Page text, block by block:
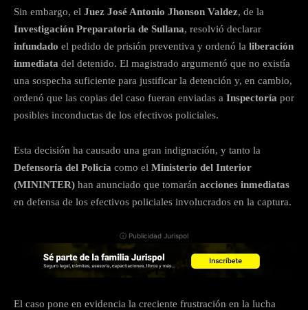
Sin embargo, el Juez José Antonio Jhonson Valdez, de la
Investigación Preparatoria de Sullana, resolvió declarar
infundado el pedido de prisión preventiva y ordenó la liberación
inmediata del detenido. El magistrado argumentó que no existía
una sospecha suficiente para justificar la detención y, en cambio,
ordenó que las copias del caso fueran enviadas a Inspectoría por
posibles inconductas de los efectivos policiales.
Esta decisión ha causado una gran indignación, y tanto la
Defensoría del Policía como el Ministerio del Interior
(MININTER) han anunciado que tomarán acciones inmediatas
en defensa de los efectivos policiales involucrados en la captura.
ⓘ Publicidad Jurispol
El caso pone en evidencia la creciente frustración en la lucha